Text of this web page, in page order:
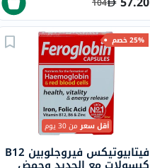
25% خصم
أقل سعرمن 30 يوم
فيتابيوتيكس فيروجلوبين B12